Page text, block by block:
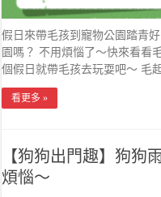
假日來帶毛孩到寵物公園踏青
園嗎？ 不用煩惱了～快來看看
個假日就帶毛孩去玩耍吧～ 毛
看更多 »
【狗狗出門趣】狗狗
煩惱～